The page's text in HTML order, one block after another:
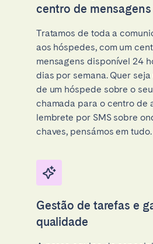
centro de mensagens
Tratamos de toda a
aos hóspedes, com um
mensagens disponível 24
dias por semana. Quer
de um hóspede sobre o
chamada para o centro de
lembrete por SMS sobre
chaves, pensámos em tudo.
Gestão de tarefas e
qualidade